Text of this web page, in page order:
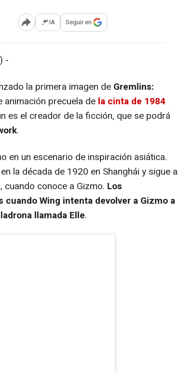
Abrir opciones para compartir
IA Seguir en
-
la primera imagen de Gremlins:
animación precuela de la cinta de 1984
es el creador de la ficción, que se podrá
.
en un escenario de inspiración asiática.
la década de 1920 en Shanghái y sigue a
cuando conoce a Gizmo. Los
Wing intenta devolver a Gizmo a
llamada Elle.